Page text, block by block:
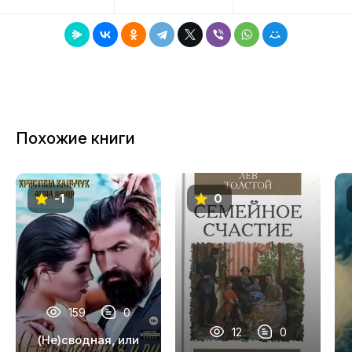
12
13
14
15
16
17
18
Похожие книги
-1
159 0
(Не)сводная, или
0
12 0